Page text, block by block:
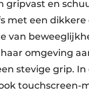
gripvast en
met een
van
omgeving
stevige grip.
touchscreen-